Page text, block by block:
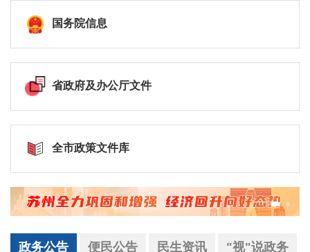
国务院信息
省政府及办公厅文件
全市政策文件库
政务公告 便民公告 民生资讯 "视"说政务